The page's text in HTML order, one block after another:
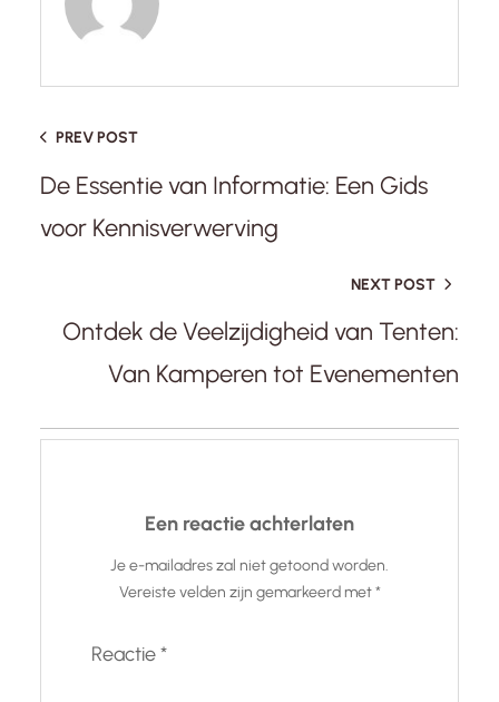
PREV POST
De Essentie van Informatie: Een Gids
voor Kennisverwerving
NEXT POST
Ontdek de Veelzijdigheid van Tenten:
Van Kamperen tot Evenementen
Een reactie achterlaten
Je e-mailadres zal niet getoond worden.
Vereiste velden zijn gemarkeerd met*
Reactie*